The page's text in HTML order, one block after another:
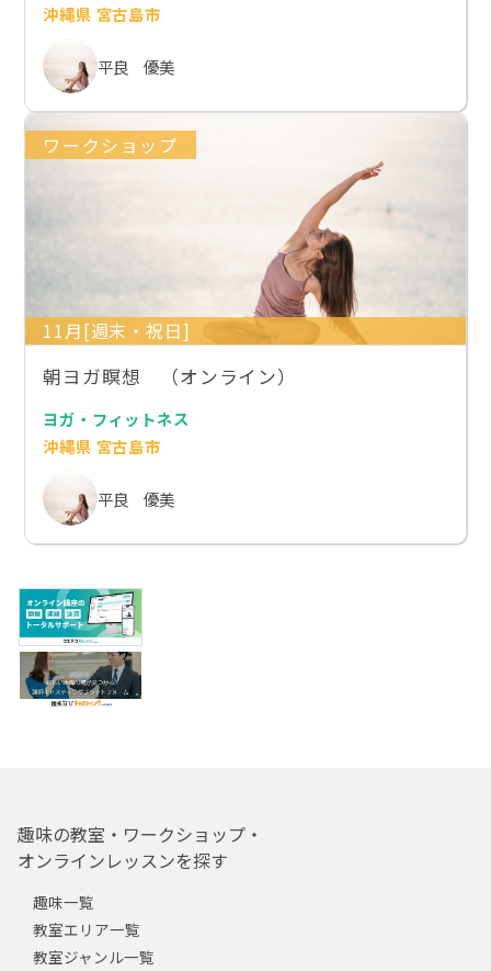
沖縄県 宮古島市
平良 優美
ワークショップ
11月[週末・祝日]
朝ヨガ瞑想 （オンライン）
ヨガ・フィットネス
沖縄県 宮古島市
平良 優美
趣味の教室・ワークショップ・
オンラインレッスンを探す
趣味一覧
教室エリア一覧
教室ジャンル一覧